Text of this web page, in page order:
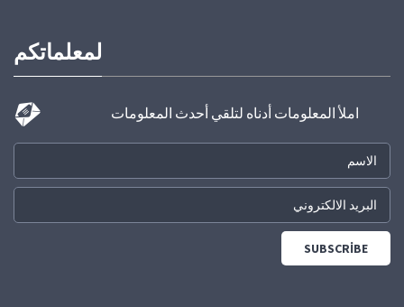
لمعلماتكم
املأ المعلومات أدناه لتلقي أحدث المعلومات